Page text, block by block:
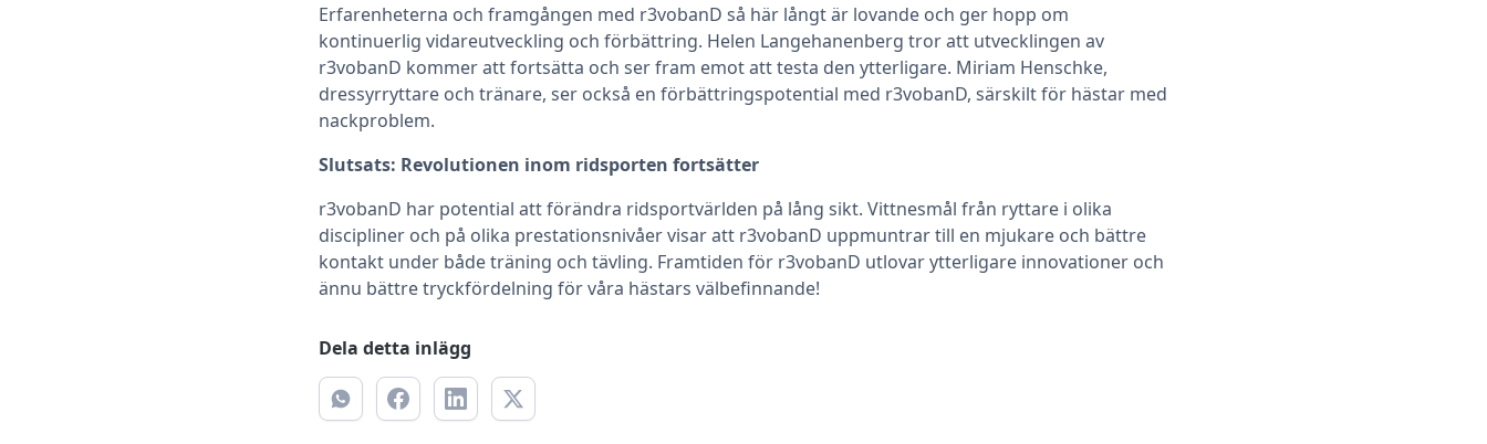
Erfarenheterna och framgången med r3vobanD så här långt är lovande och ger hopp om
kontinuerlig vidareutveckling och förbättring. Helen Langehanenberg tror att utvecklingen av
r3vobanD kommer att fortsätta och ser fram emot att testa den ytterligare. Miriam Henschke,
dressyrryttare och tränare, ser också en förbättringspotential med r3vobanD, särskilt för hästar med
nackproblem.
Slutsats: Revolutionen inom ridsporten fortsätter
r3vobanD har potential att förändra ridsportvärlden på lång sikt. Vittnesmål från ryttare i olika
discipliner och på olika prestationsnivåer visar att r3vobanD uppmuntrar till en mjukare och bättre
kontakt under både träning och tävling. Framtiden för r3vobanD utlovar ytterligare innovationer och
ännu bättre tryckfördelning för våra hästars välbefinnande!
Dela detta inlägg